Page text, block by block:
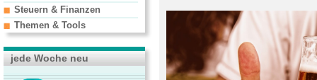
Steuern & Finanzen
Themen & Tools
jede Woche neu